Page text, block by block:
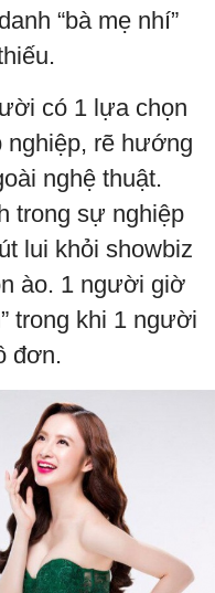
“bà mẹ nhí”
có 1 lựa chọn
nghiệp, rẽ hướng
nghệ thuật.
trong sự nghiệp
lui khỏi showbiz
ào. 1 người giờ
trong khi 1 người
đơn.